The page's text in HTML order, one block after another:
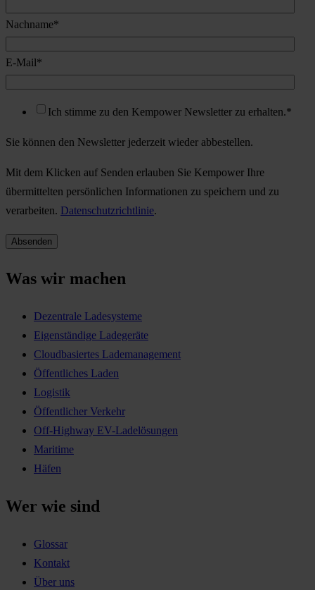
Nachname*
E-Mail*
Ich stimme zu den Kempower Newsletter zu erhalten.*
Sie können den Newsletter jederzeit wieder abbestellen.
Mit dem Klicken auf Senden erlauben Sie Kempower Ihre
übermittelten persönlichen Informationen zu speichern und zu
verarbeiten. Datenschutzrichtlinie.
Was wir machen
Dezentrale Ladesysteme
Eigenständige Ladegeräte
Cloudbasiertes Lademanagement
Öffentliches Laden
Logistik
Öffentlicher Verkehr
Off-Highway EV-Ladelösungen
Maritime
Häfen
Wer wie sind
Glossar
Kontakt
Über uns